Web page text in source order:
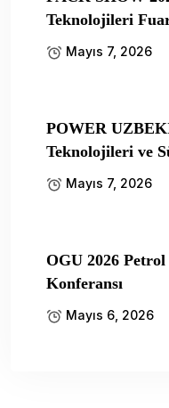
Teknolojileri
Mayıs 7, 2026
POWER
Teknolojileri ve
Mayıs 7, 2026
OGU 2026 Petrol
Konferansı
Mayıs 6, 2026